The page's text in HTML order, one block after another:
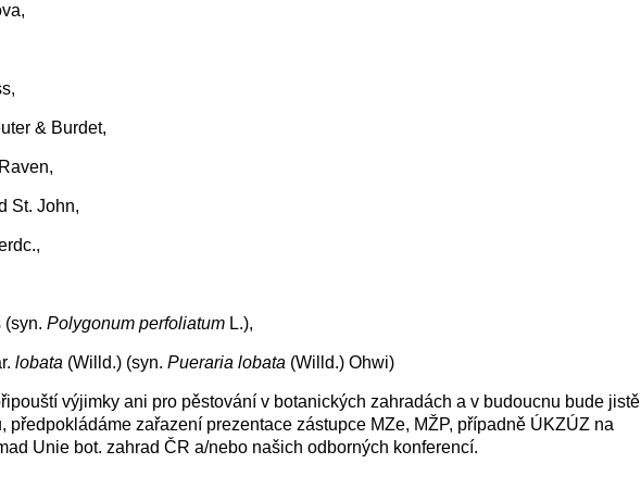
& Burdet,
St. John,
(syn. Polygonum perfoliatum L.),
lobata (Willd.) (syn. Pueraria lobata (Willd.) Ohwi)
výjimky ani pro pěstování v botanických zahradách a v budoucnu bude jistě
předpokládáme zařazení prezentace zástupce MZe, MŽP, případně ÚKZÚZ na
Unie bot. zahrad ČR a/nebo našich odborných konferencí.